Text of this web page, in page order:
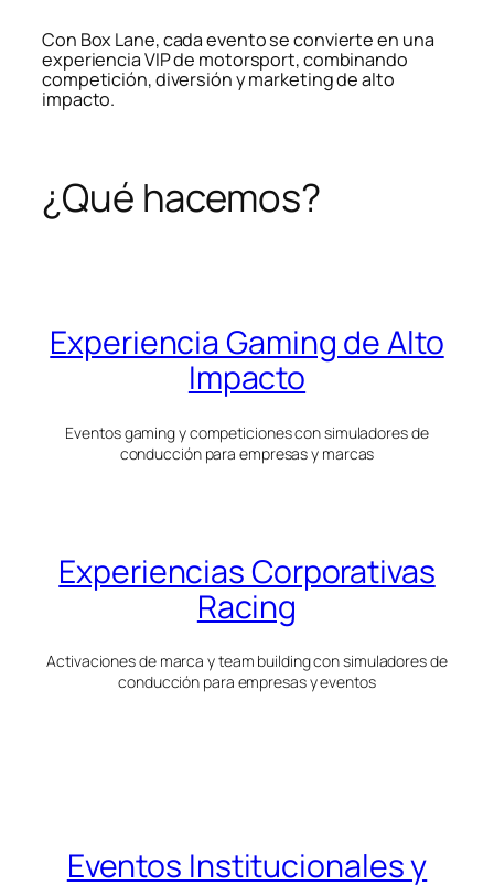
Con Box Lane, cada evento se convierte en una
experiencia VIP de motorsport, combinando
competición, diversión y marketing de alto
impacto.
¿Qué hacemos?
Experiencia Gaming de Alto
Impacto
Eventos gaming y competiciones con simuladores de
conducción para empresas y marcas
Experiencias Corporativas
Racing
Activaciones de marca y team building con simuladores de
conducción para empresas y eventos
Eventos Institucionales y